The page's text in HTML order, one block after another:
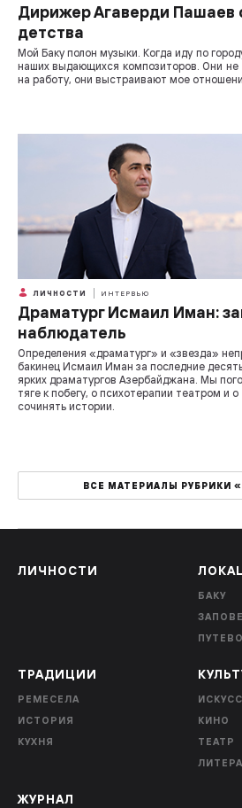
Дирижер Агаверди Пашаев
детства
Мой Баку полон музыки. Когда иду по
наших выдающихся композиторов. Они не
на работу, они выстраивают мое
ЛИЧНОСТИ ИНТЕРВЬЮ
Драматург Исмаил Иман:
наблюдатель
Определения «драматург» и «звезда»
бакинец Исмаил Иман за последние
ярких драматургов Азербайджана. Мы
тяге к побегу, о психотерапии театром и
сочинять истории.
ВСЕ МАТЕРИАЛЫ РУБРИКИ
ЛИЧНОСТИ
БАКУ
ТРАДИЦИИ
РЕМЕСЕЛА
ИСТОРИЯ
КУХНЯ
КИНО
ТЕАТР
ЖУРНАЛ